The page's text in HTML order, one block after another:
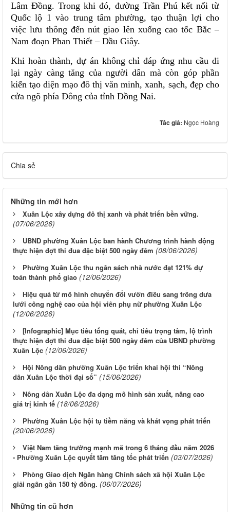
Lâm Đồng. Trong khi đó, đường Trần Phú kết nối từ
Quốc lộ 1 vào trung tâm phường, tạo thuận lợi cho
việc lưu thông đến nút giao lên xuống cao tốc Bắc –
Nam đoạn Phan Thiết – Dầu Giây.
Khi hoàn thành, dự án không chỉ đáp ứng nhu cầu đi
lại ngày càng tăng của người dân mà còn góp phần
kiến tạo diện mạo đô thị văn minh, xanh, sạch, đẹp cho
cửa ngõ phía Đông của tỉnh Đồng Nai.
Tác giả: Ngọc Hoàng
Chia sẻ
Những tin mới hơn
Xuân Lộc xây dựng đô thị xanh và phát triển bền vững.
(07/06/2026)
UBND phường Xuân Lộc ban hành Chương trình hành động
thực hiện đợt thi đua đặc biệt 500 ngày đêm (08/06/2026)
Phường Xuân Lộc thu ngân sách nhà nước đạt 121% dự
toán thành phố giao (12/06/2026)
Hiệu quả từ mô hình chuyển đổi vườn điều sang trồng dưa
lưới công nghệ cao của hội viên phụ nữ phường Xuân Lộc
(12/06/2026)
[Infographic] Mục tiêu tổng quát, chỉ tiêu trọng tâm, lộ trình
thực hiện đợt thi đua đặc biệt 500 ngày đêm của UBND phường
Xuân Lộc (12/06/2026)
Hội Nông dân phường Xuân Lộc triển khai hội thi “Nông
dân Xuân Lộc thời đại số” (15/06/2026)
Nông dân Xuân Lộc đa dạng mô hình sản xuất, nâng cao
giá trị kinh tế (18/06/2026)
Phường Xuân Lộc hội tụ tiềm năng và khát vọng phát triển
(20/06/2026)
Việt Nam tăng trưởng mạnh mẽ trong 6 tháng đầu năm 2026
- Phường Xuân Lộc quyết tâm tăng tốc phát triển (03/07/2026)
Phòng Giao dịch Ngân hàng Chính sách xã hội Xuân Lộc
giải ngân gần 150 tỷ đồng. (06/07/2026)
Những tin cũ hơn